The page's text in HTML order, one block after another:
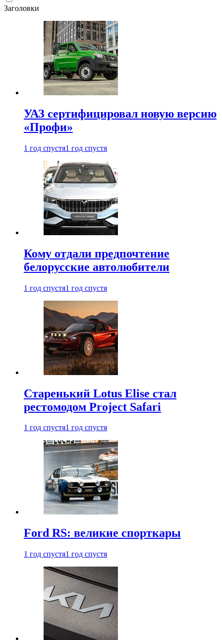
Заголовки
УАЗ сертифицировал новую версию
«Профи»
1 год спустя1 год спустя
Кому отдали предпочтение
белорусские автолюбители
1 год спустя1 год спустя
Старенький Lotus Elise стал
рестомодом Project Safari
1 год спустя1 год спустя
Ford RS: великие спорткары
1 год спустя1 год спустя